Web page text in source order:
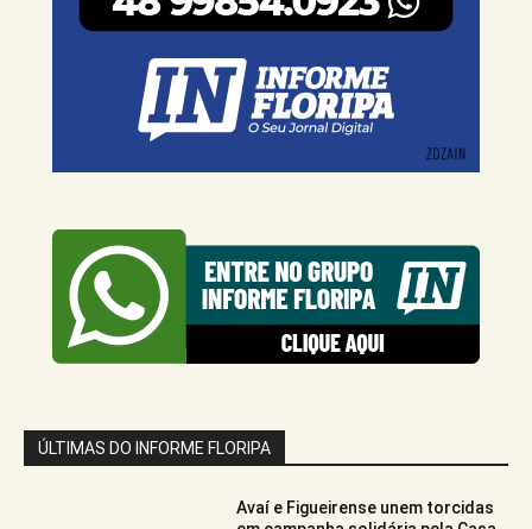
ÚLTIMAS DO INFORME FLORIPA
Avaí e Figueirense unem torcidas